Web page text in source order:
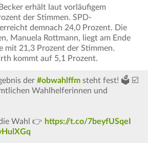
erhält laut vorläufigem
der Stimmen. SPD-
demnach 24,0 Prozent. Die
Manuela Rottmann, liegt am Ende
mit 21,3 Prozent der Stimmen.
kommt auf 5,1 Prozent.
der #obwahlffm steht fest! 🗳️ ☑️
Wahlhelferinnen und
Wahl 👉 https://t.co/7beyfUSqeI